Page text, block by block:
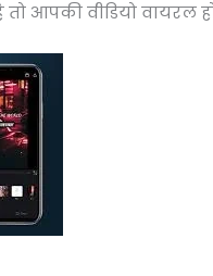
आपकी वीडियो वायरल